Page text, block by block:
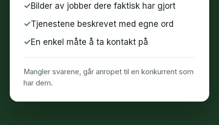
✓Bilder av jobber dere faktisk har gjort
✓Tjenestene beskrevet med egne ord
✓En enkel måte å ta kontakt på
Mangler svarene, går anropet til en konkurrent som
har dem.